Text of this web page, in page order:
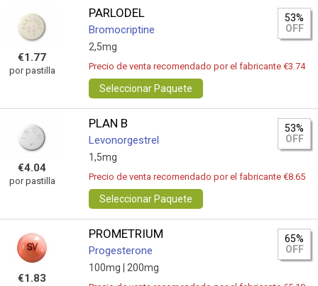
€1.77
por pastilla
PARLODEL
Bromocriptine
2,5mg
53%
OFF
Precio de venta recomendado por el fabricante €3.74
Seleccionar Paquete
€4.04
por pastilla
PLAN B
Levonorgestrel
1,5mg
53%
OFF
Precio de venta recomendado por el fabricante €8.65
Seleccionar Paquete
€1.83
PROMETRIUM
Progesterone
100mg | 200mg
65%
OFF